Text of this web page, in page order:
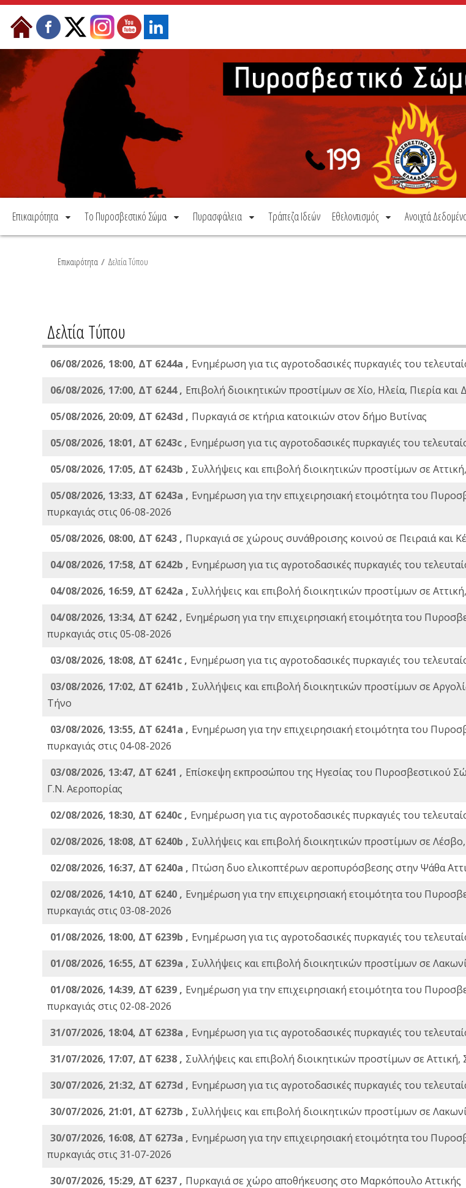
Μετάβαση στο περιεχόμενο
Επικαιρότητα Το Πυροσβεστικό Σώμα Πυρασφάλεια Τράπεζα Ιδεών Εθελοντισμός Ανοιχτά
Επικαιρότητα / Δελτία Τύπου
Δελτία Τύπου
06/08/2026, 18:00, ΔΤ 6244a , Ενημέρωση για τις αγροτοδασικές πυρκαγιές του
06/08/2026, 17:00, ΔΤ 6244 , Επιβολή διοικητικών προστίμων σε Χίο, Ηλεία, Πιερία και
05/08/2026, 20:09, ΔΤ 6243d , Πυρκαγιά σε κτήρια κατοικιών στον δήμο Βυτίνας
05/08/2026, 18:01, ΔΤ 6243c , Ενημέρωση για τις αγροτοδασικές πυρκαγιές του
05/08/2026, 17:05, ΔΤ 6243b , Συλλήψεις και επιβολή διοικητικών προστίμων σε
05/08/2026, 13:33, ΔΤ 6243a , Ενημέρωση για την επιχειρησιακή ετοιμότητα του
πυρκαγιάς στις 06-08-2026
05/08/2026, 08:00, ΔΤ 6243 , Πυρκαγιά σε χώρους συνάθροισης κοινού σε Πειραιά και
04/08/2026, 17:58, ΔΤ 6242b , Ενημέρωση για τις αγροτοδασικές πυρκαγιές του
04/08/2026, 16:59, ΔΤ 6242a , Συλλήψεις και επιβολή διοικητικών προστίμων σε
04/08/2026, 13:34, ΔΤ 6242 , Ενημέρωση για την επιχειρησιακή ετοιμότητα του
πυρκαγιάς στις 05-08-2026
03/08/2026, 18:08, ΔΤ 6241c , Ενημέρωση για τις αγροτοδασικές πυρκαγιές του
03/08/2026, 17:02, ΔΤ 6241b , Συλλήψεις και επιβολή διοικητικών προστίμων σε
Τήνο
03/08/2026, 13:55, ΔΤ 6241a , Ενημέρωση για την επιχειρησιακή ετοιμότητα του
πυρκαγιάς στις 04-08-2026
03/08/2026, 13:47, ΔΤ 6241 , Επίσκεψη εκπροσώπου της Ηγεσίας του Πυροσβεστικού
Γ.Ν. Αεροπορίας
02/08/2026, 18:30, ΔΤ 6240c , Ενημέρωση για τις αγροτοδασικές πυρκαγιές του
02/08/2026, 18:08, ΔΤ 6240b , Συλλήψεις και επιβολή διοικητικών προστίμων σε
02/08/2026, 16:37, ΔΤ 6240a , Πτώση δυο ελικοπτέρων αεροπυρόσβεσης στην Ψάθα
02/08/2026, 14:10, ΔΤ 6240 , Ενημέρωση για την επιχειρησιακή ετοιμότητα του
πυρκαγιάς στις 03-08-2026
01/08/2026, 18:00, ΔΤ 6239b , Ενημέρωση για τις αγροτοδασικές πυρκαγιές του
01/08/2026, 16:55, ΔΤ 6239a , Συλλήψεις και επιβολή διοικητικών προστίμων σε
01/08/2026, 14:39, ΔΤ 6239 , Ενημέρωση για την επιχειρησιακή ετοιμότητα του
πυρκαγιάς στις 02-08-2026
31/07/2026, 18:04, ΔΤ 6238a , Ενημέρωση για τις αγροτοδασικές πυρκαγιές του
31/07/2026, 17:07, ΔΤ 6238 , Συλλήψεις και επιβολή διοικητικών προστίμων σε
30/07/2026, 21:32, ΔΤ 6273d , Ενημέρωση για τις αγροτοδασικές πυρκαγιές του
30/07/2026, 21:01, ΔΤ 6273b , Συλλήψεις και επιβολή διοικητικών προστίμων σε
30/07/2026, 16:08, ΔΤ 6273a , Ενημέρωση για την επιχειρησιακή ετοιμότητα του
πυρκαγιάς στις 31-07-2026
30/07/2026, 15:29, ΔΤ 6237 , Πυρκαγιά σε χώρο αποθήκευσης στο Μαρκόπουλο Αττικής